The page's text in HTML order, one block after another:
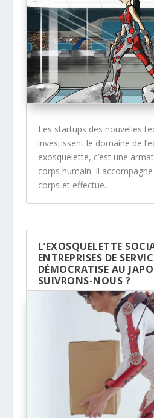
Les startups des nouvelles
investissent le domaine de
exosquelette, c’est une
corps humain. Il
corps et effectue...
L’EXOSQUELETTE
ENTREPRISES DE
DÉMOCRATISE AU
SUIVRONS-NOUS ?